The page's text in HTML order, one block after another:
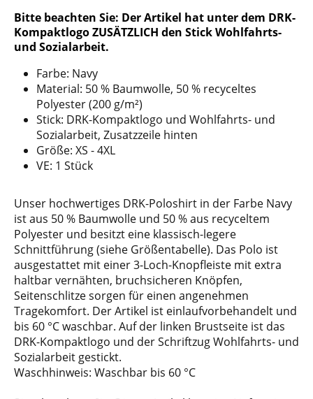
Bitte beachten Sie: Der Artikel hat unter dem DRK-
Kompaktlogo ZUSÄTZLICH den Stick Wohlfahrts-
und Sozialarbeit.
Farbe: Navy
Material: 50 % Baumwolle, 50 % recyceltes
Polyester (200 g/m²)
Stick: DRK-Kompaktlogo und Wohlfahrts- und
Sozialarbeit, Zusatzzeile hinten
Größe: XS - 4XL
VE: 1 Stück
Unser hochwertiges DRK-Poloshirt in der Farbe Navy
ist aus 50 % Baumwolle und 50 % aus recyceltem
Polyester und besitzt eine klassisch-legere
Schnittführung (siehe Größentabelle). Das Polo ist
ausgestattet mit einer 3-Loch-Knopfleiste mit extra
haltbar vernähten, bruchsicheren Knöpfen,
Seitenschlitze sorgen für einen angenehmen
Tragekomfort. Der Artikel ist einlaufvorbehandelt und
bis 60 °C waschbar. Auf der linken Brustseite ist das
DRK-Kompaktlogo und der Schriftzug Wohlfahrts- und
Sozialarbeit gestickt.
Waschhinweis: Waschbar bis 60 °C